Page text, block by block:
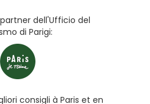
dell'Ufficio del
di Parigi:
consigli à Paris et en